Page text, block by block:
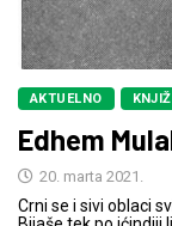
AKTUELNO
Edhem
20. marta 2021.
Crni se i sivi oblaci